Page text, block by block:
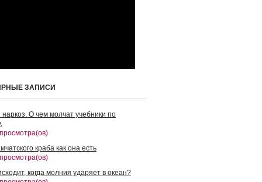
ЗАПИСИ
О чем молчат учебники по
краба как она есть
когда молния ударяет в океан?